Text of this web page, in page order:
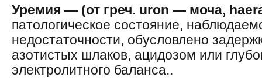
Уремия — (от греч. uron — моча,
патологическое состояние,
недостаточности, обусловлено
азотистых шлаков, ацидозом или
электролитного баланса..